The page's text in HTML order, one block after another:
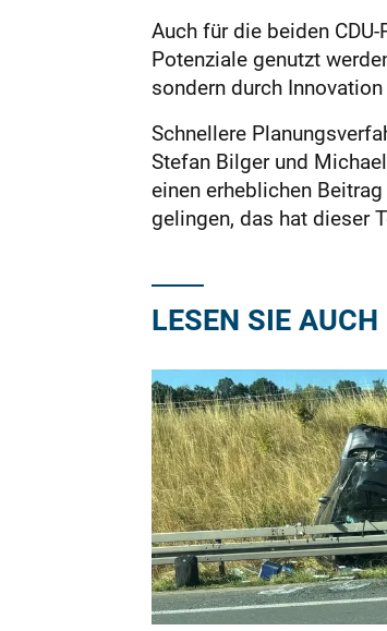
Auch für die beiden
Potenziale genutzt
sondern durch
Schnellere
Stefan Bilger und
einen erheblichen
gelingen, das hat dieser
LESEN SIE AUCH